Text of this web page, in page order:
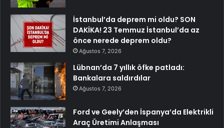
İstanbul’da deprem mi oldu? SON
DAKİKA! 23 Temmuz İstanbul’da az
önce nerede deprem oldu?
Ağustos 7, 2026
Lübnan’da 7 yıllık öfke patladı:
Bankalara saldırdılar
Ağustos 7, 2026
Ford ve Geely’den İspanya’da Elektrikli
Araç Üretimi Anlaşması